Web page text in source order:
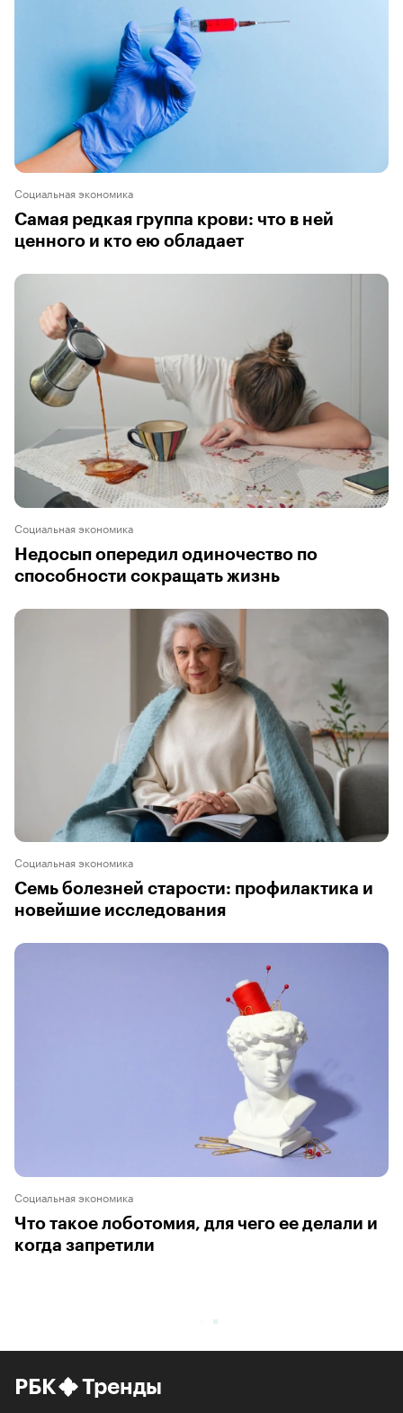
Социальная экономика
Самая редкая группа крови: что в ней
ценного и кто ею обладает
Социальная экономика
Недосып опередил одиночество по
способности сокращать жизнь
Социальная экономика
Семь болезней старости: профилактика и
новейшие исследования
Социальная экономика
Что такое лоботомия, для чего ее делали и
когда запретили
РБК Тренды